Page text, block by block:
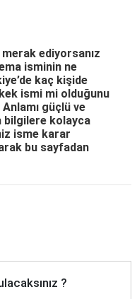
ediyorsanız
isminin ne
kaç kişide
ismi mi olduğunu
güçlü ve
bilgilere kolayca
isme karar
bu sayfadan
?